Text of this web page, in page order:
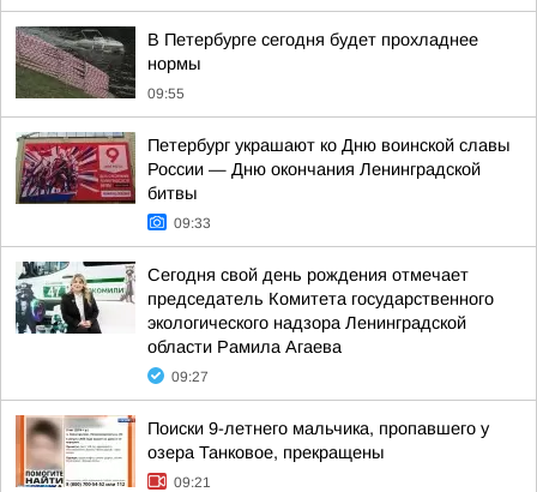
В Петербурге сегодня будет прохладнее
нормы
09:55
Петербург украшают ко Дню воинской славы
России — Дню окончания Ленинградской
битвы
09:33
Сегодня свой день рождения отмечает
председатель Комитета государственного
экологического надзора Ленинградской
области Рамила Агаева
09:27
Поиски 9-летнего мальчика, пропавшего у
озера Танковое, прекращены
09:21